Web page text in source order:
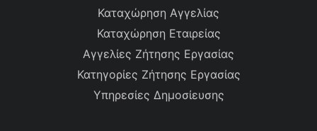
Καταχώρηση Αγγελίας
Καταχώρηση Εταιρείας
Αγγελίες Ζήτησης Εργασίας
Κατηγορίες Ζήτησης Εργασίας
Υπηρεσίες Δημοσίευσης